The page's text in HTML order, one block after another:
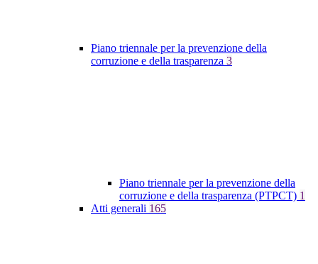
Piano triennale per la prevenzione della
corruzione e della trasparenza 3
Piano triennale per la prevenzione della
corruzione e della trasparenza (PTPCT) 1
Atti generali 165